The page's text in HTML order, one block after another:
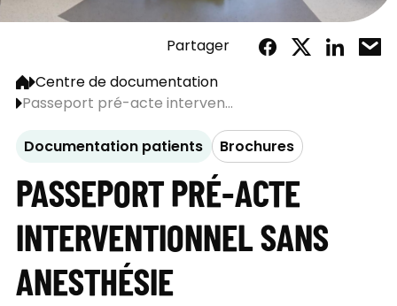
Partager
Centre de documentation
Passeport pré-acte interven...
Documentation patients
Brochures
PASSEPORT PRÉ-ACTE
INTERVENTIONNEL SANS
ANESTHÉSIE